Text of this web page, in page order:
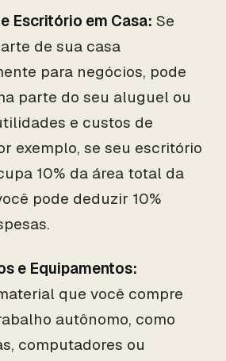
Escritório em Casa: Se
de sua casa
para negócios, pode
parte do seu aluguel ou
e custos de
exemplo, se seu escritório
10% da área total da
pode deduzir 10%
e Equipamentos:
que você compre
autônomo, como
computadores ou